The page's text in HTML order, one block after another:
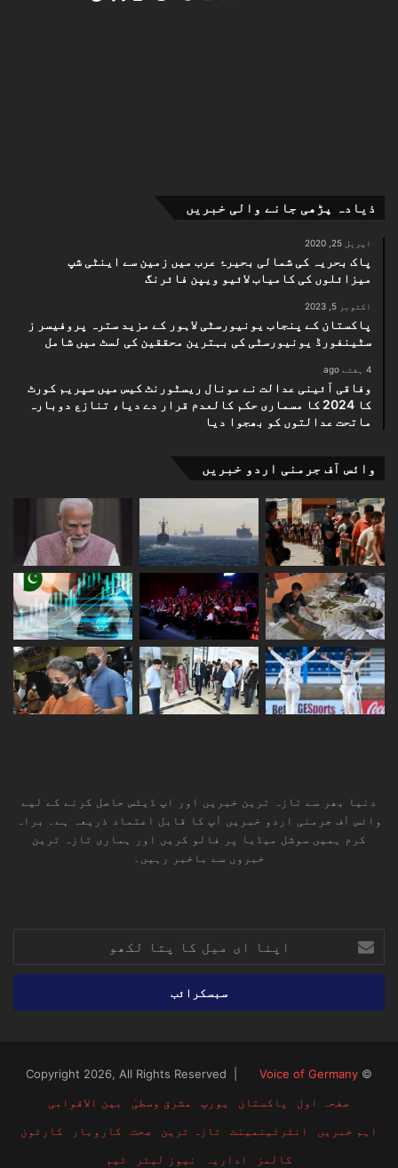
ذیادہ پڑھی جانے والی خبریں
اپریل 25, 2020
پاک بحریہ کی شمالی بحیرۂ عرب میں زمین سے اینٹی شپ
میزائلوں کی کامیاب لائیو ویپن فائرنگ
اکتوبر 5, 2023
پاکستان کے پنجاب یونیورسٹی لاہور کے مزید سترہ پروفیسر ز
سٹینفورڈ یونیورسٹی کی بہترین محققین کی لسٹ میں شامل
4 ہفتے ago
وفاقی آئینی عدالت نے مونال ریسٹورنٹ کیس میں سپریم کورٹ
کا 2024 کا مسماری حکم کالعدم قرار دے دیا، تنازع دوبارہ
ماتحت عدالتوں کو بھجوا دیا
وائس آف جرمنی اردو خبریں
دنیا بھر سے تازہ ترین خبریں اور اپ ڈیٹس حاصل کرنے کے لیے
وائس آف جرمنی اردو خبریں آپ کا قابل اعتماد ذریعہ ہے۔ براہ
کرم ہمیں سوشل میڈیا پر فالو کریں اور ہماری تازہ ترین
خبروں سے باخبر رہیں۔
ای
میل
پتا
© Copyright 2026, All Rights Reserved |
Voice of Germany
صفحہ اول
پاکستان یورپ مشرق وسطیٰ
بین الاقوامی
اہم خبریں
انٹرٹینمینٹ تازہ ترین صحت کاروبار
کارٹون
کالمز
اداریہ نیوز لیٹر ٹیم